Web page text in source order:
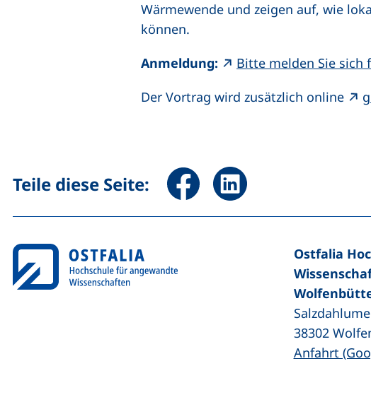
Wärmewende und zeigen auf, wie
können.
Anmeldung:
Bitte melden Sie sich
Der Vortrag wird zusätzlich online
Teile diese Seite: Seite über Facebook teilen
Seite über LinkedIn teilen
Ostfalia
38302
Anfahrt